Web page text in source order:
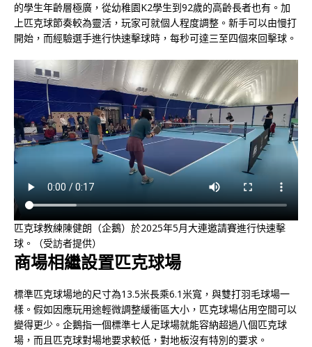
的學生年齡層極廣，從幼稚園K2學生到92歲的高齡長者也有。加
上匹克球節奏較為靈活，玩家可就個人程度調整。新手可以由慢打
開始，而經驗選手進行快速擊球時，每秒可達三至四個來回擊球。
匹克球教練陳健朗（企鵝）於2025年5月大連邀請賽進行快速擊
球。（受訪者提供）
商場相繼設置匹克球場
標準匹克球場地的尺寸為13.5米長乘6.1米寬，與雙打羽毛球場一
樣。假如因應玩用途輕微調整緩衝區大小，匹克球場佔用空間可以
變得更少。企鵝指一個標準七人足球場就能容納超過八個匹克球
場，而且匹克球對場地要求較低，對地板沒有特別的要求。